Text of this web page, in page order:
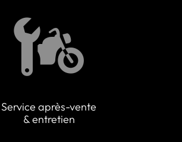
Service après-vente
& entretien